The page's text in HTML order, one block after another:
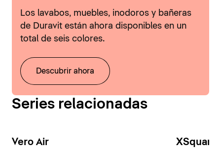
Los lavabos, muebles, inodoros y bañeras
de Duravit están ahora disponibles en un
total de seis colores.
Descubrir ahora
Series relacionadas
Vero Air XSquare